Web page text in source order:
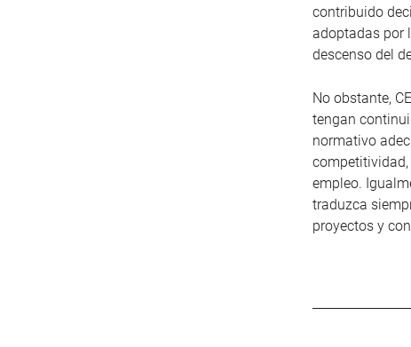
contribuido
adoptadas por
descenso del
No obstante,
tengan
normativo
empleo.
traduzca
proyectos y